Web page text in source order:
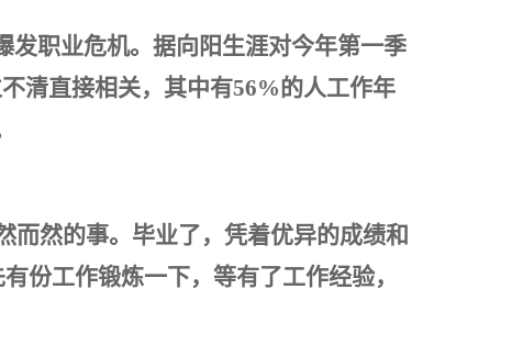
发职业危机。据向阳生涯对今年第一季
清直接相关，其中有56%的人工作年
然的事。毕业了，凭着优异的成绩和
份工作锻炼一下，等有了工作经验，